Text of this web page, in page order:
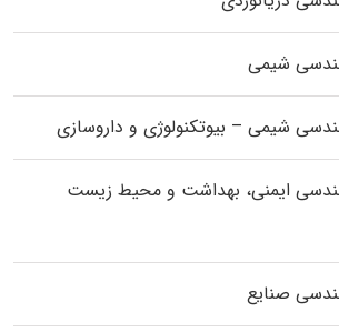
شیمی
شیمی – بیوتکنولوژی و داروسازی
ایمنی، بهداشت و محیط زیست
صنایع